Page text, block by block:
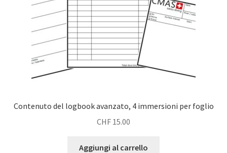
Contenuto del logbook avanzato, 4 immersioni per foglio
CHF 15.00
Aggiungi al carrello